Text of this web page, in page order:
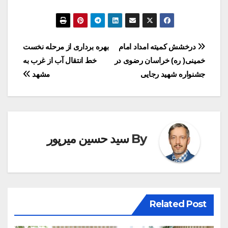
راهبری
نوشته
بهره برداری از مرحله نخست
خط انتقال آب از غرب به
مشهد
درخشش کمیته امداد امام
خمینی( ره) خراسان رضوی در
جشنواره شهید رجایی
By سید حسین میرپور
Related Post